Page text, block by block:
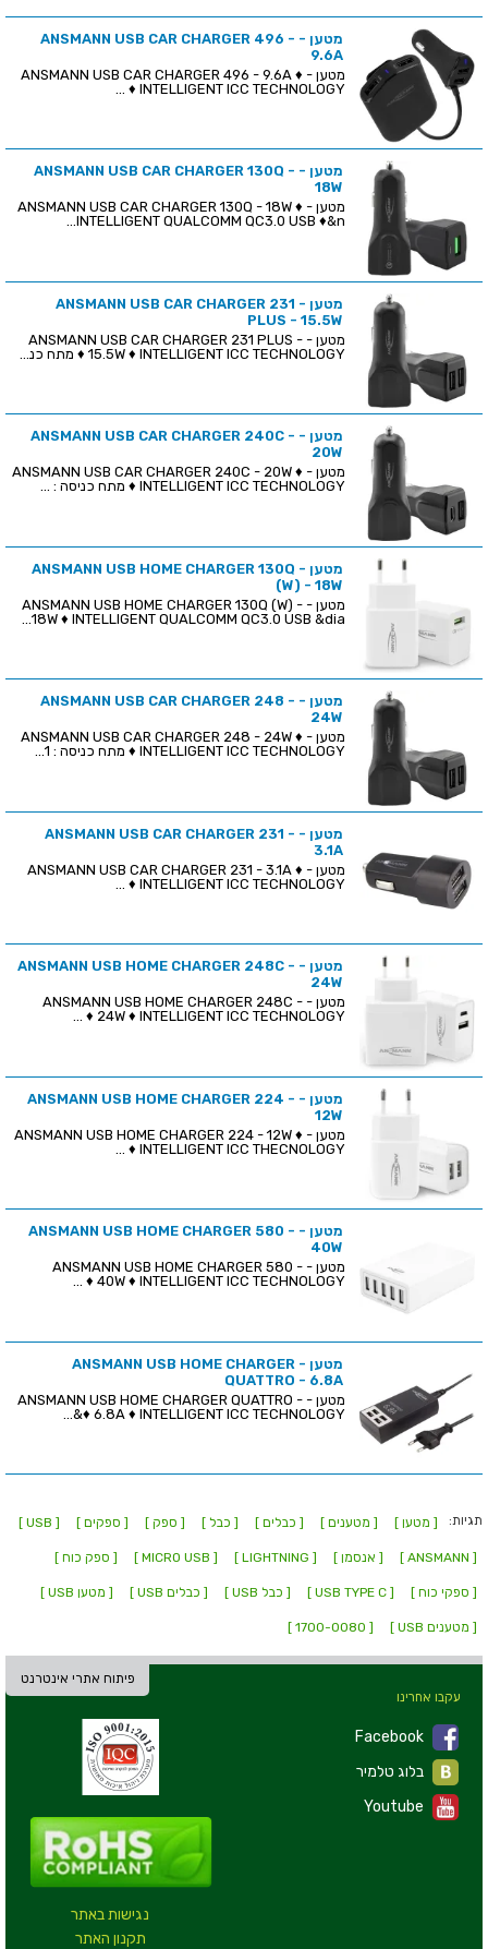
מטען - ANSMANN USB CAR CHARGER 496 -
9.6A
מטען - ANSMANN USB CAR CHARGER 496 - 9.6A ♦
INTELLIGENT ICC TECHNOLOGY ♦ ...
מטען - ANSMANN USB CAR CHARGER 130Q -
18W
מטען - ANSMANN USB CAR CHARGER 130Q - 18W ♦
INTELLIGENT QUALCOMM QC3.0 USB ♦&n...
מטען - ANSMANN USB CAR CHARGER 231
PLUS - 15.5W
מטען - ANSMANN USB CAR CHARGER 231 PLUS -
15.5W ♦ INTELLIGENT ICC TECHNOLOGY ♦ מתח כנ...
מטען - ANSMANN USB CAR CHARGER 240C -
20W
מטען - ANSMANN USB CAR CHARGER 240C - 20W ♦
INTELLIGENT ICC TECHNOLOGY ♦ מתח כניסה : ...
מטען - ANSMANN USB HOME CHARGER 130Q
(W) - 18W
מטען - ANSMANN USB HOME CHARGER 130Q (W) -
18W ♦ INTELLIGENT QUALCOMM QC3.0 USB &dia...
מטען - ANSMANN USB CAR CHARGER 248 -
24W
מטען - ANSMANN USB CAR CHARGER 248 - 24W ♦
INTELLIGENT ICC TECHNOLOGY ♦ מתח כניסה : 1...
מטען - ANSMANN USB CAR CHARGER 231 -
3.1A
מטען - ANSMANN USB CAR CHARGER 231 - 3.1A ♦
INTELLIGENT ICC TECHNOLOGY ♦ ...
מטען - ANSMANN USB HOME CHARGER 248C -
24W
מטען - ANSMANN USB HOME CHARGER 248C -
24W ♦ INTELLIGENT ICC TECHNOLOGY ♦ ...
מטען - ANSMANN USB HOME CHARGER 224 -
12W
מטען - ANSMANN USB HOME CHARGER 224 - 12W ♦
INTELLIGENT ICC THECNOLOGY ♦ ...
מטען - ANSMANN USB HOME CHARGER 580 -
40W
מטען - ANSMANN USB HOME CHARGER 580 -
40W ♦ INTELLIGENT ICC TECHNOLOGY ♦ ...
מטען - ANSMANN USB HOME CHARGER
QUATTRO - 6.8A
מטען - ANSMANN USB HOME CHARGER QUATTRO -
6.8A ♦ INTELLIGENT ICC TECHNOLOGY ♦&...
תגיות: [ מטען ] [ מטענים ] [ כבלים ] [ כבל ] [ ספק ] [ ספקים ] [ USB ]
[ ANSMANN ] [ אנסמן ] [ LIGHTNING ]
[ MICRO USB ] [ ספק כוח ]
[ ספקי כוח ] [ USB TYPE C ] [ כבל USB ] [ כבלים USB ] [ מטען USB ]
[ מטענים USB ] [ 1700-0080 ]
פיתוח אתרי אינטרנט
נגישות באתר
תקנון האתר
עקבו אחרינו
Facebook
Youtube